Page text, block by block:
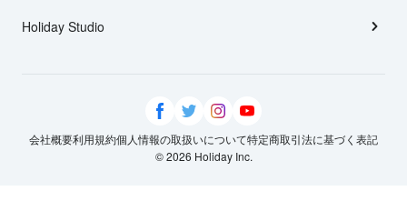
Holiday Studio
会社概要利用規約個人情報の取扱いについて特定商取引法に基づく表記
© 2026 Holiday Inc.